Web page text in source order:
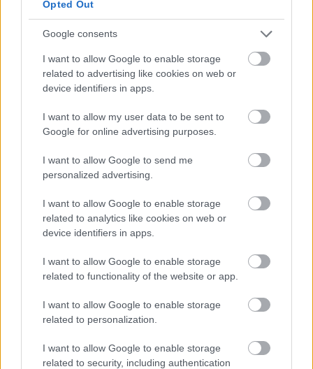
Opted Out
Google consents
I want to allow Google to enable storage
related to advertising like cookies on web or
device identifiers in apps.
I want to allow my user data to be sent to
Google for online advertising purposes.
I want to allow Google to send me
personalized advertising.
I want to allow Google to enable storage
related to analytics like cookies on web or
device identifiers in apps.
I want to allow Google to enable storage
related to functionality of the website or app.
I want to allow Google to enable storage
related to personalization.
I want to allow Google to enable storage
related to security, including authentication
REAKTOR
Manaus: a dzsungel szívének városa
Az egygyermekes politika és Kína gazdasági
kihívásai
Mik alakítják a gondolkodásod? Avagy a kognitív
torzítások